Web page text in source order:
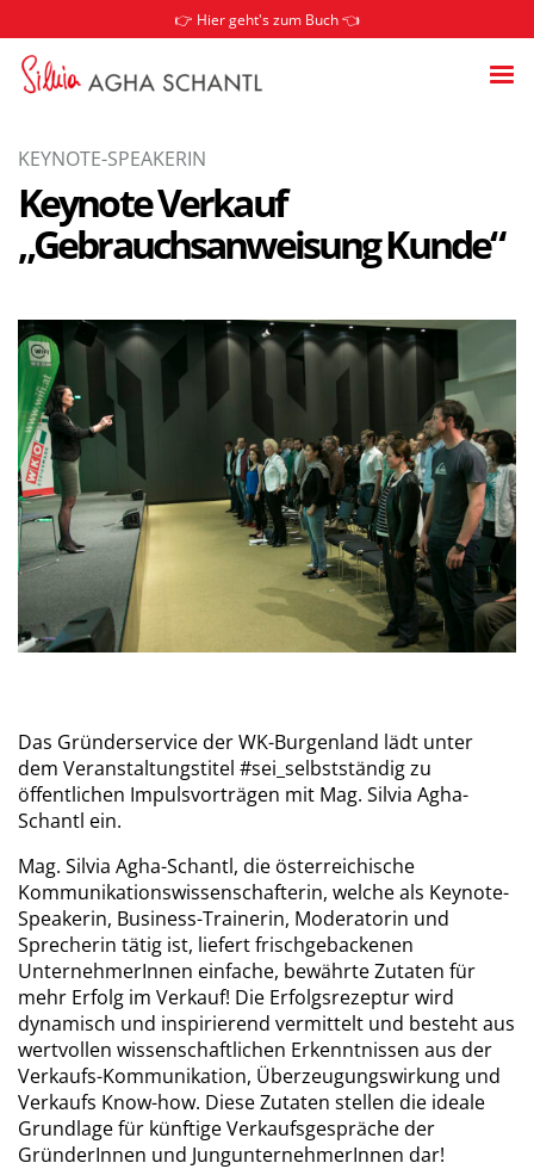
👉 Hier geht's zum Buch 👈
KEYNOTE-SPEAKERIN
Keynote Verkauf
„Gebrauchsanweisung Kunde“
Das Gründerservice der WK-Burgenland lädt unter
dem Veranstaltungstitel #sei_selbstständig zu
öffentlichen Impulsvorträgen mit Mag. Silvia Agha-
Schantl ein.
Mag. Silvia Agha-Schantl, die österreichische
Kommunikationswissenschafterin, welche als Keynote-
Speakerin, Business-Trainerin, Moderatorin und
Sprecherin tätig ist, liefert frischgebackenen
UnternehmerInnen einfache, bewährte Zutaten für
mehr Erfolg im Verkauf! Die Erfolgsrezeptur wird
dynamisch und inspirierend vermittelt und besteht aus
wertvollen wissenschaftlichen Erkenntnissen aus der
Verkaufs-Kommunikation, Überzeugungswirkung und
Verkaufs Know-how. Diese Zutaten stellen die ideale
Grundlage für künftige Verkaufsgespräche der
GründerInnen und JungunternehmerInnen dar!